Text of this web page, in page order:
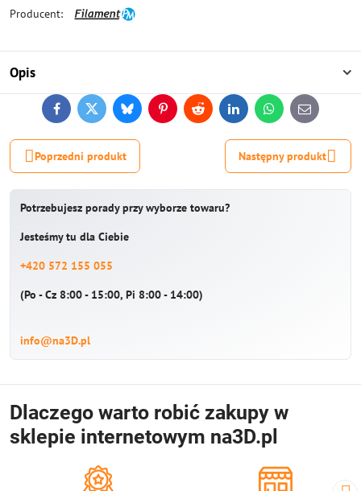
Producent:
Opis
FacebookTwitterBlueskyPinterestReddit LinkedInWhatsApp
E-
mail
Poprzedni produkt Następny produkt
Potrzebujesz porady przy wyborze towaru?
Jesteśmy tu dla Ciebie
+420 572 155 055
(Po - Cz 8:00 - 15:00, Pi 8:00 - 14:00)
info@na3D.pl
Dlaczego warto robić zakupy w
sklepie internetowym na3D.pl